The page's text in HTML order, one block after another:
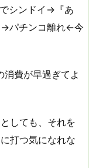
シンドイ→『あ
→パチンコ離れ←今
消費が早過ぎてよ
しても、それを
打つ気になれな